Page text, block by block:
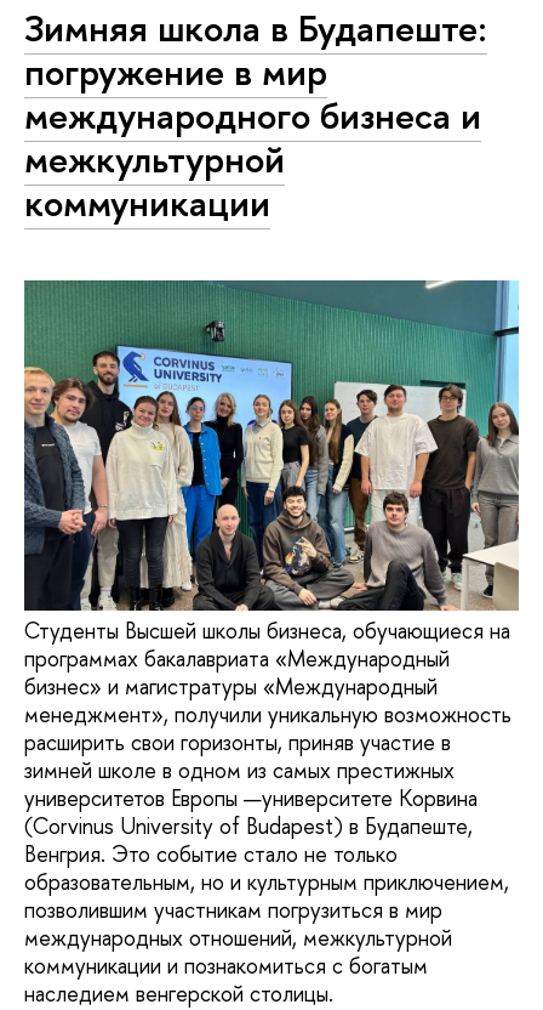
Зимняя школа в Будапеште:
погружение в мир
международного бизнеса и
межкультурной
коммуникации
Студенты Высшей школы бизнеса, обучающиеся на
программах бакалавриата «Международный
бизнес» и магистратуры «Международный
менеджмент», получили уникальную возможность
расширить свои горизонты, приняв участие в
зимней школе в одном из самых престижных
университетов Европы —университете Корвина
(Corvinus University of Budapest) в Будапеште,
Венгрия. Это событие стало не только
образовательным, но и культурным приключением,
позволившим участникам погрузиться в мир
международных отношений, межкультурной
коммуникации и познакомиться с богатым
наследием венгерской столицы.